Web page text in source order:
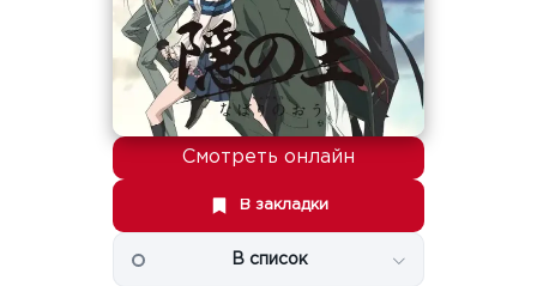
Смотреть онлайн
В закладки
В список